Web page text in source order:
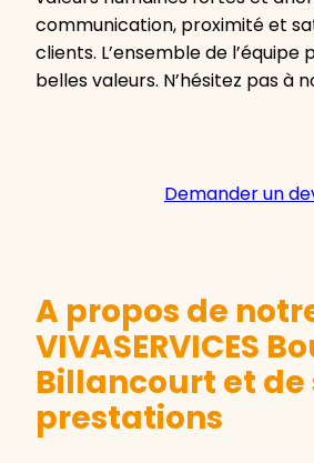
communication, proximité et
clients. L’ensemble de l’équipe
belles valeurs. N’hésitez pas à
Demander un
A propos de
VIVASERVICES
Billancourt et de
prestations